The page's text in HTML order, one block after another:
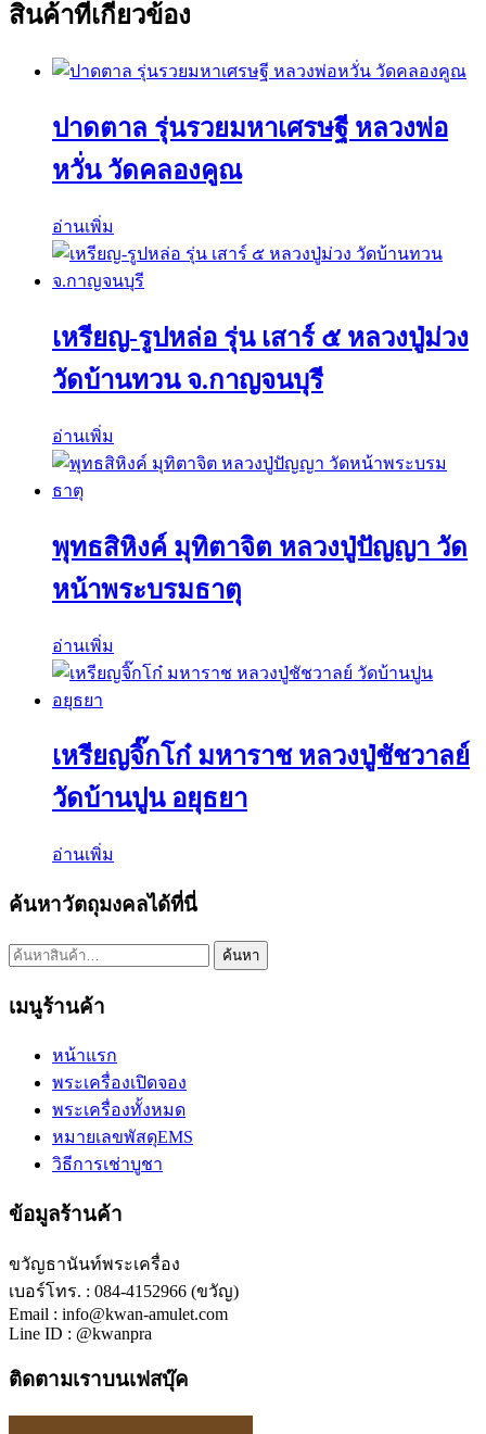
สินค้าที่เกี่ยวข้อง
ปาดตาล รุ่นรวยมหาเศรษฐี หลวงพ่อ
หวั่น วัดคลองคูณ
อ่านเพิ่ม
เหรียญ-รูปหล่อ รุ่น เสาร์ ๕ หลวงปู่ม่วง
วัดบ้านทวน จ.กาญจนบุรี
อ่านเพิ่ม
พุทธสิหิงค์ มุทิตาจิต หลวงปู่ปัญญา วัด
หน้าพระบรมธาตุ
อ่านเพิ่ม
เหรียญจิ๊กโก๋ มหาราช หลวงปู่ชัชวาลย์
วัดบ้านปูน อยุธยา
อ่านเพิ่ม
ค้นหาวัตถุมงคลได้ที่นี่
ค้นหา: ค้นหา
เมนูร้านค้า
หน้าแรก
พระเครื่องเปิดจอง
พระเครื่องทั้งหมด
หมายเลขพัสดุEMS
วิธีการเช่าบูชา
ข้อมูลร้านค้า
ขวัญธานันท์พระเครื่อง
เบอร์โทร. : 084-4152966 (ขวัญ)
Email : info@kwan-amulet.com
Line ID : @kwanpra
ติดตามเราบนเฟสบุ๊ค